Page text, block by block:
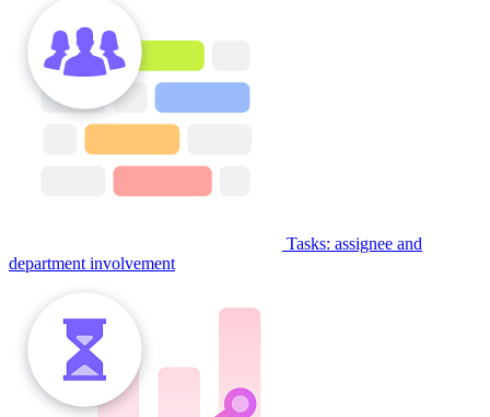
Tasks: assignee and
department involvement